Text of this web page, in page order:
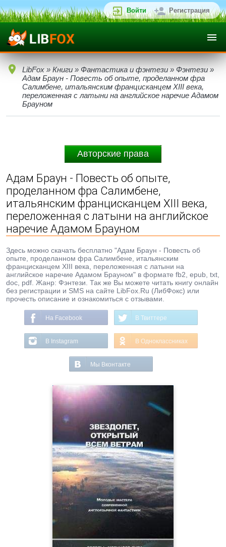
Войти Регистрация
LibFox » Книги » Фантастика и фэнтези » Фэнтези »
Адам Браун - Повесть об опыте, проделанном фра
Салимбене, итальянским францисканцем XIII века,
переложенная с латыни на английское наречие Адамом
Брауном
Авторские права
Адам Браун - Повесть об опыте,
проделанном фра Салимбене,
итальянским францисканцем XIII века,
переложенная с латыни на английское
наречие Адамом Брауном
Здесь можно скачать бесплатно "Адам Браун - Повесть об
опыте, проделанном фра Салимбене, итальянским
францисканцем XIII века, переложенная с латыни на
английское наречие Адамом Брауном" в формате fb2, epub, txt,
doc, pdf. Жанр: Фэнтези. Так же Вы можете читать книгу онлайн
без регистрации и SMS на сайте LibFox.Ru (ЛибФокс) или
прочесть описание и ознакомиться с отзывами.
На Facebook В Твиттере
В Instagram В Одноклассниках
Мы Вконтакте